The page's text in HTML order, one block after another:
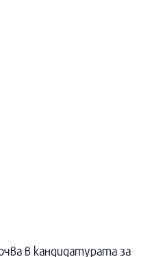
в кандидатурата за